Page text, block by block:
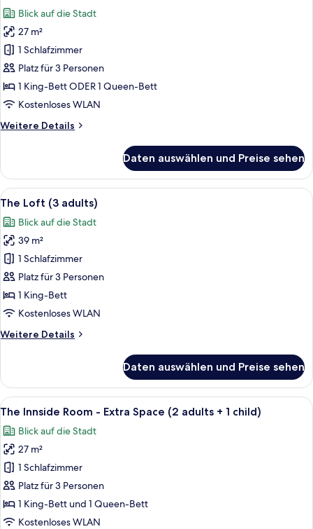
für
The
Innside
Room
-
Extra
(3
Blick auf die Stadt
27 m²
1 Schlafzimmer
Platz für 3 Personen
1 King-Bett ODER 1 Queen-Bett
Kostenloses WLAN
Weitere Details
Weitere
Innside
Room
-
Space
(3
adults)
Daten auswählen und Preise sehen
Alle
Fotos
für
The
Loft
(3
adults)
anzeigen
Ein modernes Hotelzimmer mit
4
The Loft (3 adults)
Blick auf die Stadt
39 m²
1 Schlafzimmer
Platz für 3 Personen
1 King-Bett
Kostenloses WLAN
Weitere Details
Weitere
Loft
(3
adults)
Daten auswählen und Preise sehen
Alle
Fotos
für
The
Innside
Room
-
Extra
Ein modernes Hotelzimmer mit
4
The Innside Room - Extra Space (2 adults + 1 child)
Blick auf die Stadt
27 m²
1 Schlafzimmer
Platz für 3 Personen
1 King-Bett und 1 Queen-Bett
Kostenloses WLAN